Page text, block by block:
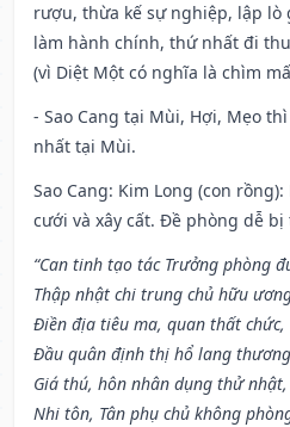
rượu, thừa kế sự nghiệp, lập lò
làm hành chính, thứ nhất đi
(vì Diệt Một có nghĩa là chìm
- Sao Cang tại Mùi, Hợi, Mẹo
nhất tại Mùi.
Sao Cang: Kim Long (con
cưới và xây cất. Đề phòng dễ bị
“Can tinh tạo tác Trưởng phòng
Thập nhật chi trung chủ hữu
Điền địa tiêu ma, quan thất chức,
Đầu quân định thị hổ lang
Giá thú, hôn nhân dụng thử nhật,
Nhi tôn, Tân phụ chủ không